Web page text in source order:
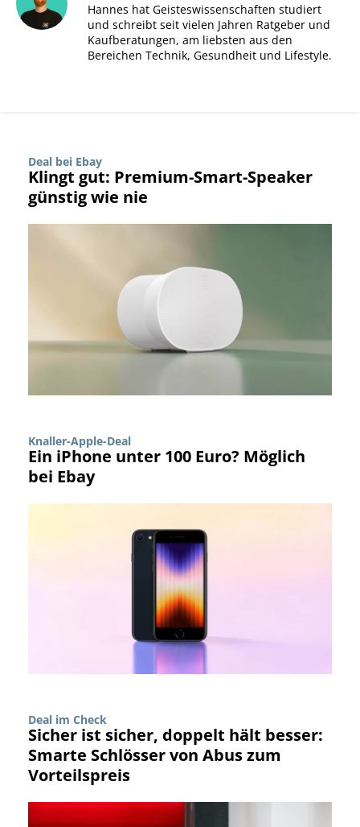
Hannes hat Geisteswissenschaften studiert
und schreibt seit vielen Jahren Ratgeber und
Kaufberatungen, am liebsten aus den
Bereichen Technik, Gesundheit und Lifestyle.
Deal bei Ebay
Klingt gut: Premium-Smart-Speaker
günstig wie nie
Knaller-Apple-Deal
Ein iPhone unter 100 Euro? Möglich
bei Ebay
Deal im Check
Sicher ist sicher, doppelt hält besser:
Smarte Schlösser von Abus zum
Vorteilspreis